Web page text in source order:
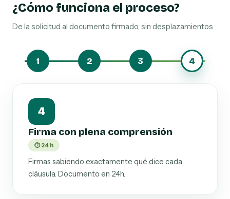
¿Cómo funciona el proceso?
De la solicitud al documento firmado, sin desplazamientos
1 2 3 4
4
Firma con plena comprensión
⏱ 24 h
Firmas sabiendo exactamente qué dice cada
cláusula. Documento en 24h.